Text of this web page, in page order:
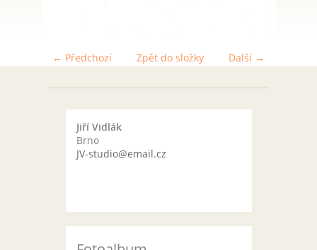
← Předchozí Další →
Zpět do složky
Jiří Vidlák
Brno
JV-studio@email.cz